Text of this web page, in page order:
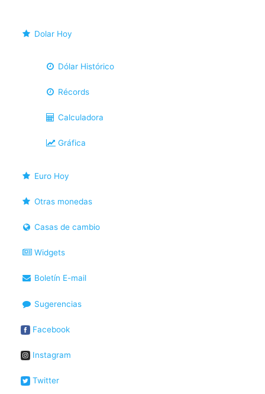
Dolar Hoy
Dólar Histórico
Récords
Calculadora
Gráfica
Euro Hoy
Otras monedas
Casas de cambio
Widgets
Boletín E-mail
Sugerencias
Facebook
Instagram
Twitter